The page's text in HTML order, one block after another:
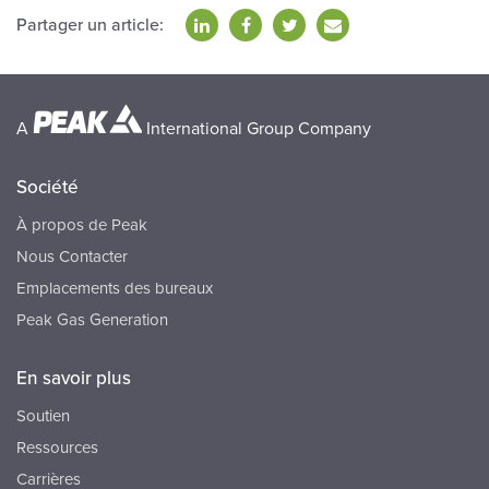
Partager un article:
A International Group Company
Société
À propos de Peak
Nous Contacter
Emplacements des bureaux
Peak Gas Generation
En savoir plus
Soutien
Ressources
Carrières